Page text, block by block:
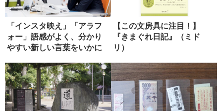
「インスタ映え」「アラフ
ォー」語感がよく、分かり
やすい新しい言葉をいかに
【この文房具に注目！】
『きまぐれ日記』（ミド
リ）